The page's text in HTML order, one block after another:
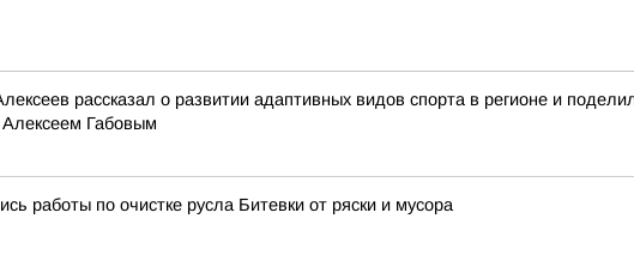
рассказал о развитии адаптивных видов спорта в регионе и
Габовым
работы по очистке русла Битевки от ряски и мусора